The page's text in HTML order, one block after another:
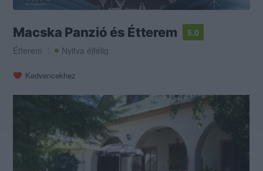
Macska Panzió és Étterem
5.0
Étterem
Nyitva éjfélig
Kedvencekhez